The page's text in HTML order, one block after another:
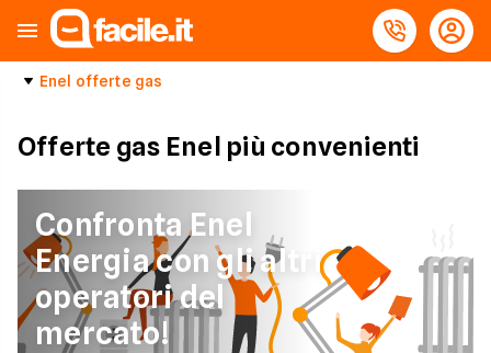
Enel offerte gas
Offerte gas Enel più convenienti
Confronta Enel
Energia con gli altri
operatori del
mercato!